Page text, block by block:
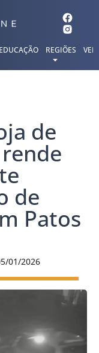
EDUCAÇÃO REGIÕES
de
de
Patos
01/2026